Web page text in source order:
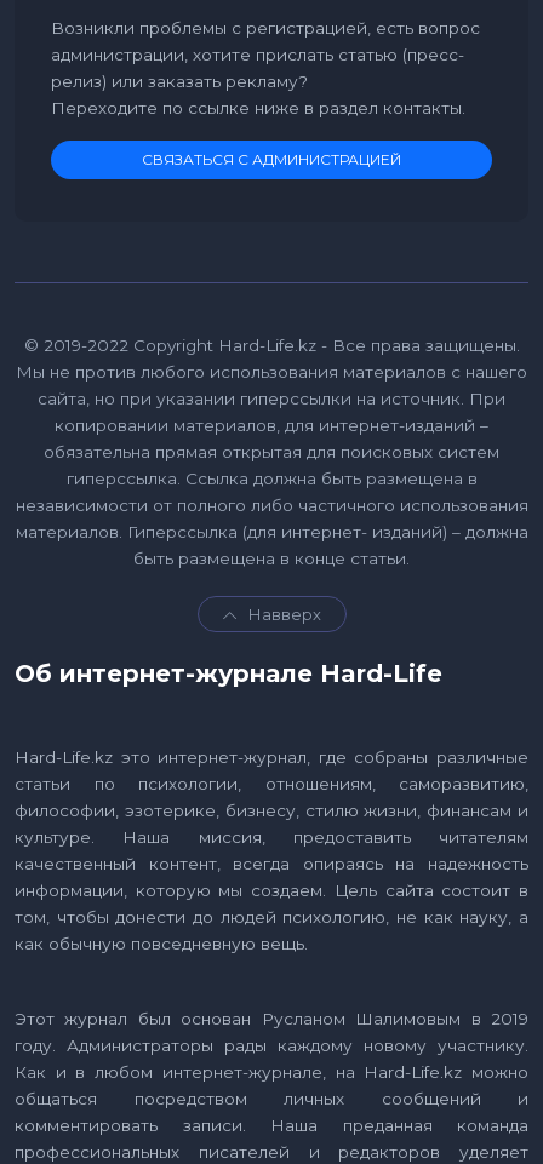
Возникли проблемы с регистрацией, есть вопрос
администрации, хотите прислать статью (пресс-
релиз) или заказать рекламу?
Переходите по ссылке ниже в раздел контакты.
СВЯЗАТЬСЯ С АДМИНИСТРАЦИЕЙ
© 2019-2022 Copyright Hard-Life.kz - Все права защищены.
Мы не против любого использования материалов с нашего
сайта, но при указании гиперссылки на источник. При
копировании материалов, для интернет-изданий –
обязательна прямая открытая для поисковых систем
гиперссылка. Ссылка должна быть размещена в
независимости от полного либо частичного использования
материалов. Гиперссылка (для интернет- изданий) – должна
быть размещена в конце статьи.
Навверх
Об интернет-журнале Hard-Life
Hard-Life.kz это интернет-журнал, где собраны различные
статьи по психологии, отношениям, саморазвитию,
философии, эзотерике, бизнесу, стилю жизни, финансам и
культуре. Наша миссия, предоставить читателям
качественный контент, всегда опираясь на надежность
информации, которую мы создаем. Цель сайта состоит в
том, чтобы донести до людей психологию, не как науку, а
как обычную повседневную вещь.
Этот журнал был основан Русланом Шалимовым в 2019
году. Администраторы рады каждому новому участнику.
Как и в любом интернет-журнале, на Hard-Life.kz можно
общаться посредством личных сообщений и
комментировать записи. Наша преданная команда
профессиональных писателей и редакторов уделяет